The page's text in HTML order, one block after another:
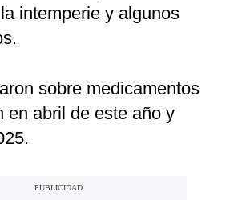
intemperie y algunos
sobre medicamentos
en abril de este año y